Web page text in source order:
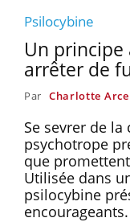
Psilocybine
Un principe
arrêter de
Par Charlotte Arce
Se sevrer de la
psychotrope
que
Utilisée dans
psilocybine
encourageants.